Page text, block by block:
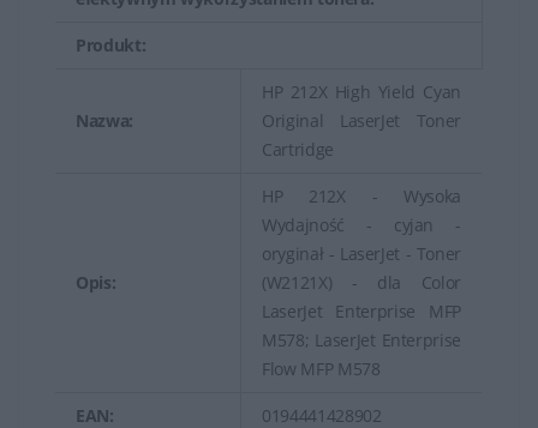
Produkt:
Nazwa:
HP 212X High Yield Cyan
Original LaserJet Toner
Cartridge
Opis:
HP 212X - Wysoka
Wydajność - cyjan -
oryginał - LaserJet - Toner
(W2121X) - dla Color
LaserJet Enterprise MFP
M578; LaserJet Enterprise
Flow MFP M578
EAN: 0194441428902